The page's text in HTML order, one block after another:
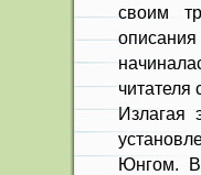
своим
читателя
Излагая
Юнгом. В